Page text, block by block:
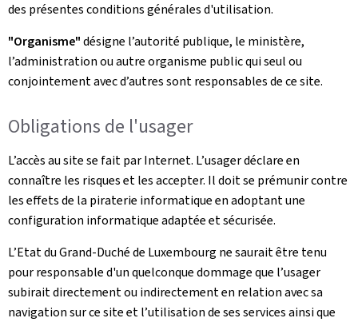
des présentes conditions générales d'utilisation.
"Organisme"désigne l’autorité publique, le ministère,
l’administration ou autre organisme public qui seul ou
conjointement avec d’autres sont responsables de ce site.
Obligations de l'usager
L’accès au site se fait par Internet. L’usager déclare en
connaître les risques et les accepter. Il doit se prémunir contre
les effets de la piraterie informatique en adoptant une
configuration informatique adaptée et sécurisée.
L’Etat du Grand-Duché de Luxembourg ne saurait être tenu
pour responsable d'un quelconque dommage que l’usager
subirait directement ou indirectement en relation avec sa
navigation sur ce site et l’utilisation de ses services ainsi que